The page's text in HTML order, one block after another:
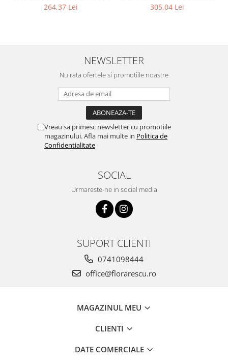
264,37 Lei
305,04 Lei
NEWSLETTER
Nu rata ofertele si promotiile noastre
Vreau sa primesc newsletter cu promotiile
magazinului. Afla mai multe in Politica de
Confidentialitate
SOCIAL
Urmareste-ne in social media
SUPORT CLIENTI
0741098444
office@florarescu.ro
MAGAZINUL MEU
CLIENTI
DATE COMERCIALE